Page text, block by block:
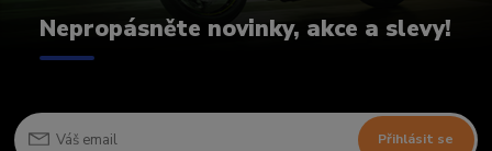
Nepropásněte novinky, akce a slevy!
Přihlásit se